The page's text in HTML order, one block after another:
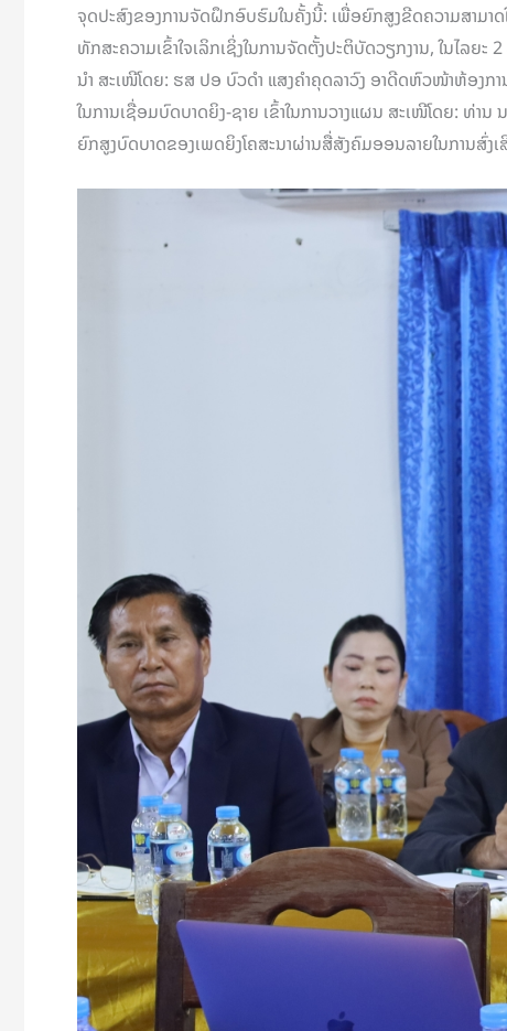
ຈຸດປະສົງຂອງການຈັດຝຶກອົບຮົມໃນຄັ້ງນີ້: ເພື່ອຍົກສູງຂີດຄວາມສາມາ
ທັກສະຄວາມເຂົ້າໃຈເລິກເຊິ່ງໃນການຈັດຕັ້ງປະຕິບັດວຽກງານ, ໃນໄລ
ນຳ ສະເໜີໂດຍ: ຮສ ປອ ບົວດຳ ແສງຄຳຄຸດລາວົງ ອາດີດຫົວໜ້າຫ້ອງກ
ໃນການເຊື່ອມບົດບາດຍິງ-ຊາຍ ເຂົ້າໃນການວາງແຜນ ສະເໜີໂດຍ:​ ທ່
ຍົກສູງບົດບາດຂອງເພດຍິງໂຄສະນາຜ່ານສື່ສັງຄົມອອນລາຍໃນການສົ່